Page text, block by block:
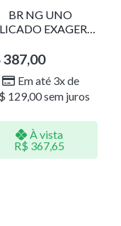
BR NG UNO
EXAGERO
387,00
Em até 3x de
129,00sem juros
À vista
R$ 367,65